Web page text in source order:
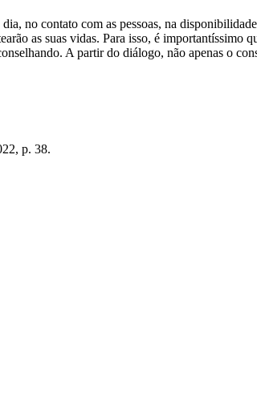
no contato com as pessoas, na
as suas vidas. Para isso, é
A partir do diálogo, não apenas o
p. 38.